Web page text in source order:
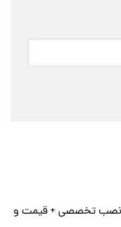
نصب تخصصی + قیمت و